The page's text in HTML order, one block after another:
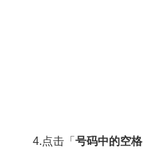
4.点击「 号码中的空格